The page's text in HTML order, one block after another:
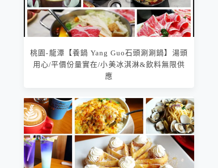
桃園-龍潭【養鍋 Yang Guo石頭涮涮鍋】湯頭
用心/平價份量實在/小美冰淇淋&飲料無限供
應